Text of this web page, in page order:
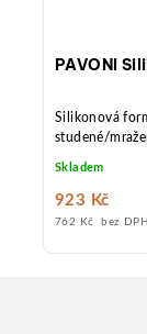
PAVONI
Skladem
762 Kč bez DPH
923 Kč
Silikonová
studené/